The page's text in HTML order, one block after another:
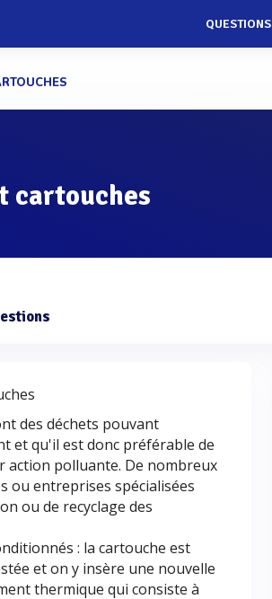
QUESTIONS
cartouches
des déchets pouvant
et qu'il est donc préférable de
action polluante. De nombreux
ou entreprises spécialisées
ou de recyclage des
: la cartouche est
et on y insère une nouvelle
thermique qui consiste à